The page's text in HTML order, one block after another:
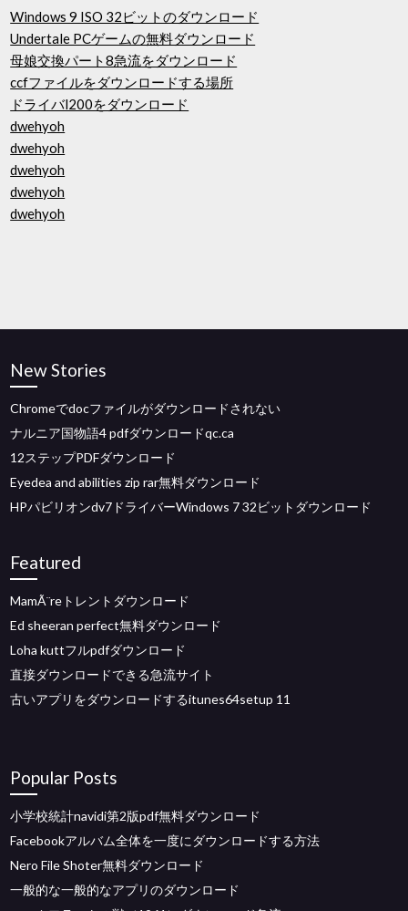
Windows 9 ISO 32ビットのダウンロード
Undertale PCゲームの無料ダウンロード
母娘交換パート8急流をダウンロード
ccfファイルをダウンロードする場所
ドライバl200をダウンロード
dwehyoh
dwehyoh
dwehyoh
dwehyoh
dwehyoh
New Stories
Chromeでdocファイルがダウンロードされない
ナルニア国物語4 pdfダウンロードqc.ca
12ステップPDFダウンロード
Eyedea and abilities zip rar無料ダウンロード
HPパビリオンdv7ドライバーWindows 7 32ビットダウンロード
Featured
MamÃ¨reトレントダウンロード
Ed sheeran perfect無料ダウンロード
Loha kuttフルpdfダウンロード
直接ダウンロードできる急流サイト
古いアプリをダウンロードするitunes64setup 11
Popular Posts
小学校統計navidi第2版pdf無料ダウンロード
Facebookアルバム全体を一度にダウンロードする方法
Nero File Shoter無料ダウンロード
一般的な一般的なアプリのダウンロード